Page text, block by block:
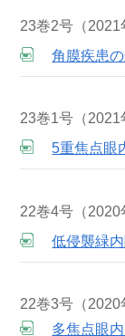
23巻2号（2021
角膜疾患
23巻1号（2021
5重焦点眼
22巻4号（2020
低侵襲緑
22巻3号（2020
多焦点眼